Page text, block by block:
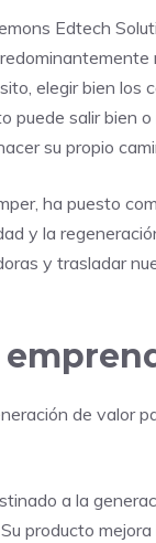
Edtech
elegir bien los
salir bien
su propio
ha puesto
y la
y trasladar
de valor
a la
producto